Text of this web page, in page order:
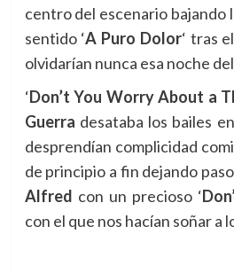
centro del escenario bajando
sentido ‘A Puro Dolor‘ tras
olvidarían nunca esa noche del
‘Don’t You Worry About a
Guerra desataba los bailes
desprendían complicidad
de principio a fin dejando
Alfred con un precioso ‘
con el que nos hacían soñar a